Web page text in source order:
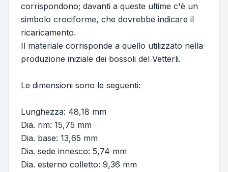
corrispondono; davanti a queste ultime c'è un
simbolo crociforme, che dovrebbe indicare il
ricaricamento.
Il materiale corrisponde a quello utilizzato nella
produzione iniziale dei bossoli del Vetterli.
Le dimensioni sono le seguenti:
Lunghezza: 48,18 mm
Dia. rim: 15,75 mm
Dia. base: 13,65 mm
Dia. sede innesco: 5,74 mm
Dia. esterno colletto: 9,36 mm